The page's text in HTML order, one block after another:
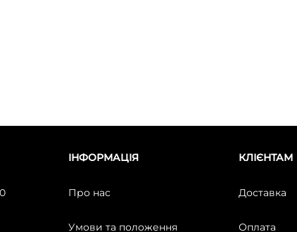
ІНФОРМАЦІЯ
Про нас
Умови та положення
КЛІЄНТАМ
Доставка
Оплата